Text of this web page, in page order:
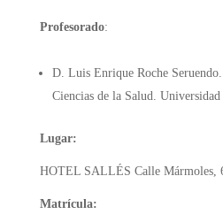
Profesorado:
D. Luis Enrique Roche
Ciencias de la Salud. Universidad
Lugar:
HOTEL SALLÉS Calle Mármoles,
Matrícula: